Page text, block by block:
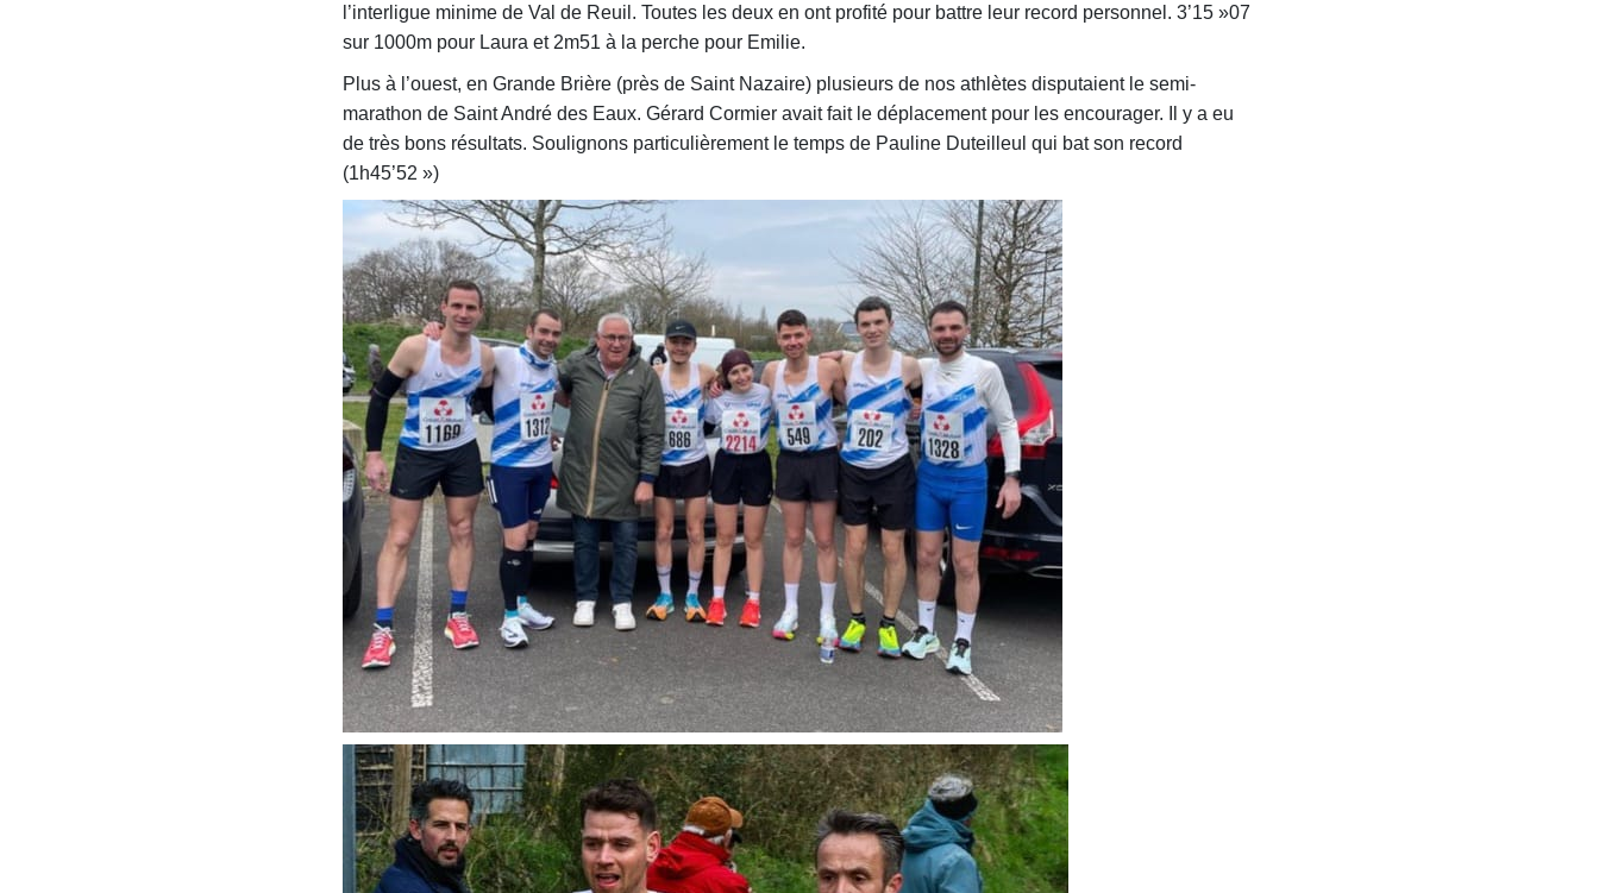
l’interligue minime de Val de Reuil. Toutes les deux en ont profité pour battre leur record personnel. 3’15 »07
sur 1000m pour Laura et 2m51 à la perche pour Emilie.
Plus à l’ouest, en Grande Brière (près de Saint Nazaire) plusieurs de nos athlètes disputaient le semi-
marathon de Saint André des Eaux. Gérard Cormier avait fait le déplacement pour les encourager. Il y a eu
de très bons résultats. Soulignons particulièrement le temps de Pauline Duteilleul qui bat son record
(1h45’52 »)